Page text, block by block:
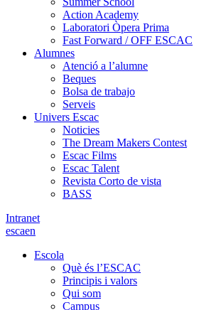
Action Academy
Laboratori Òpera Prima
Fast Forward / OFF ESCAC
Alumnes
Atenció a l’alumne
Beques
Bolsa de trabajo
Serveis
Univers Escac
Noticies
The Dream Makers Contest
Escac Films
Escac Talent
Revista Corto de vista
BASS
Intranet
escaen
Escola
Què és l’ESCAC
Principis i valors
Qui som
Campus